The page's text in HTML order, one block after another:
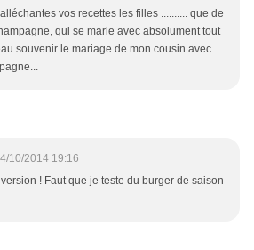
vos recettes les filles .......... que de
qui se marie avec absolument tout
souvenir le mariage de mon cousin avec
10/2014 19:16
! Faut que je teste du burger de saison